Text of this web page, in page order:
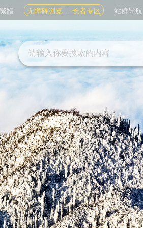
繁體 无障碍浏览 长者专区 站群导航